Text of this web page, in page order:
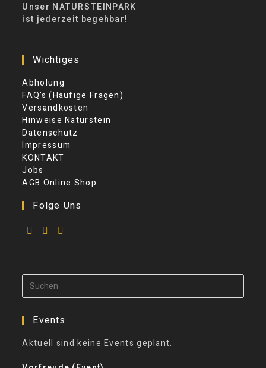
Unser NATURSTEINPARK
ist jederzeit begehbar!
Wichtiges
Abholung
FAQ’s (Häufige Fragen)
Versandkosten
Hinweise Naturstein
Datenschutz
Impressum
KONTAKT
Jobs
AGB Online Shop
Folge Uns
Events
Aktuell sind keine Events geplant.